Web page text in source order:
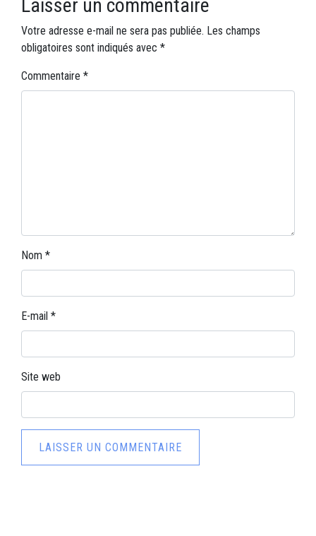
Laisser un commentaire
Votre adresse e-mail ne sera pas publiée. Les champs
obligatoires sont indiqués avec *
Commentaire *
Nom *
E-mail *
Site web